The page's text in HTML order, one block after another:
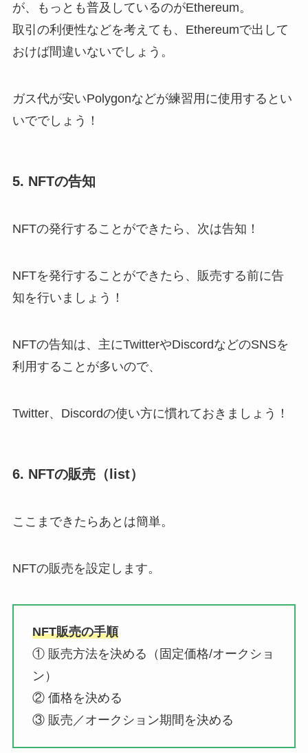
が、もっとも普及しているのがEthereum。
取引の利便性などを考えても、Ethereumで出して
おけば間違いないでしょう。
ガス代が安いPolygonなどが練習用に使用するとい
いででしょう！
5. NFTの告知
NFTの発行することができたら、次は告知！
NFTを発行することができたら、販売する前に告
知を行いましょう！
NFTの告知は、主にTwitterやDiscordなどのSNSを
利用することが多いので、
Twitter、Discordの使い方に慣れておきましょう！
6. NFTの販売（list）
ここまできたらあとは簡単。
NFTの販売を設定します。
NFT販売の手順
① 販売方法を決める（固定価格/オークショ
ン）
② 価格を決める
③ 販売／オークション期間を決める